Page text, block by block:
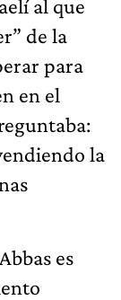
al que
de la
para
en el
la
es